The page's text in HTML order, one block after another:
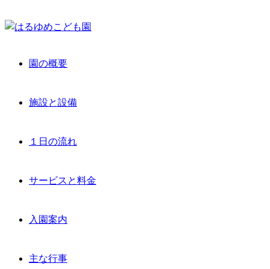
園の概要
施設と設備
１日の流れ
サービスと料金
入園案内
主な行事